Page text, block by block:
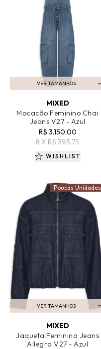
VER TAMANHOS
ADICIONAR AO CARRINHO
MIXED
Macacão Feminino Chai
Jeans V27 - Azul
R$ 3.150,00
8 X R$ 393,75
WISHLIST
VER TAMANHOS
ADICIONAR AO CARRINHO
MIXED
Jaqueta Feminina Jeans
Allegra V27 - Azul
Poucas Unidades